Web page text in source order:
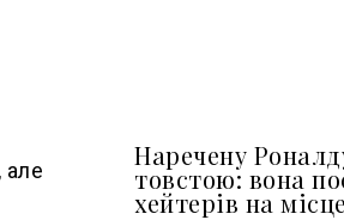
але
Наречену
товстою: вона
хейтерів на місце